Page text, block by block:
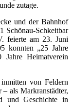
zutage.
und der Bahnhof
Schönau-Schkeitbar
feierte am 23. Juni
konnten „25 Jahre
Jahre Heimatverein
von Feldern
als Markranstädter,
und Geschichte in